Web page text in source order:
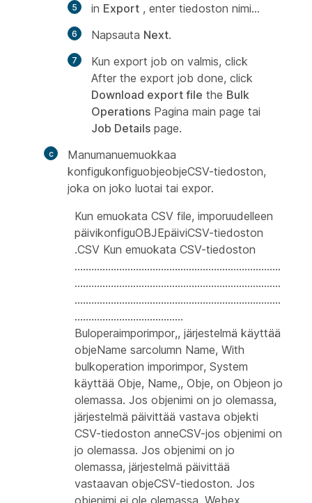
in Export , enter tiedoston nimi...
Napsauta Next.
Kun export job on valmis, click
After the export job done, click
Download export file the Bulk
Operations Pagina main page tai
Job Details page.
Manumanuemuokkaa
konfigukonfiguobjeobjeCSV-tiedoston,
joka on joko luotai tai expor.
Kun emuokata CSV file, imporuudelleen
päivikonfiguOBJEpäiviCSV-tiedoston
.CSV Kun emuokata CSV-tiedoston
..........................................................................
..........................................................................
..........................................................................
.......................................
Buloperaimporimpor,, järjestelmä käyttää
objeName sarcolumn Name, With
bulkoperation imporimpor, System
käyttää Obje, Name,, Obje, on Objeon jo
olemassa. Jos objenimi on jo olemassa,
järjestelmä päivittää vastava objekti
CSV-tiedoston anneCSV-jos objenimi on
jo olemassa. Jos objenimi on jo
olemassa, järjestelmä päivittää
vastaavan objeCSV-tiedoston. Jos
objenimi ei ole olemassa, Webex